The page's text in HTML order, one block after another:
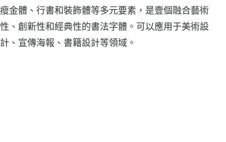
瘦金體、行書和裝飾體等多元要素，是壹個融合藝術
性、創新性和經典性的書法字體。可以應用于美術設
計、宣傳海報、書籍設計等領域。